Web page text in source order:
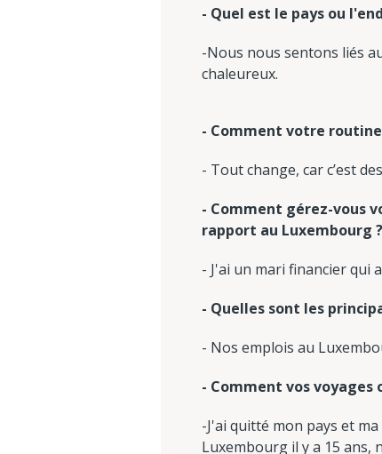
- Quel est le pays ou
-Nous nous sentons liés
chaleureux.
- Comment votre
- Tout change, car c’est
- Comment gérez-vous
rapport au Luxembourg ?
- J'ai un mari financier qui
- Quelles sont les
- Nos emplois au
- Comment vos
-J'ai quitté mon pays et
Luxembourg il y a 15 ans,